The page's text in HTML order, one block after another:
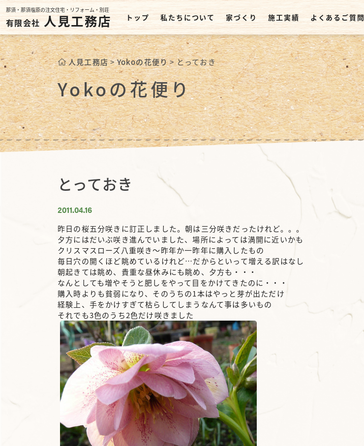
那須・那須塩原の注文住宅・リフォーム・別荘
有限会社 人見工務店 トップ 私たちについて 家づくり 施工実績 よくあるご質問
人見工務店>Yokoの花便り>とっておき
Yokoの花便り
とっておき
2011.04.16
昨日の桜五分咲きに訂正しました。朝は三分咲きだったけれど。。。
夕方にはだいぶ咲き進んでいました、場所によっては満開に近いかも
クリスマスローズ八重咲き～昨年か一昨年に購入したもの
毎日穴の開くほど眺めているけれど…だからといって増える訳はなし
朝起きては眺め、貴重な昼休みにも眺め、夕方も・・・
なんとしても増やそうと肥しをやって目をかけてきたのに・・・
購入時よりも貧弱になり、そのうちの1本はやっと芽が出ただけ
経験上、手をかけすぎて枯らしてしまうなんて事は多いもの
それでも3色のうち2色だけ咲きました